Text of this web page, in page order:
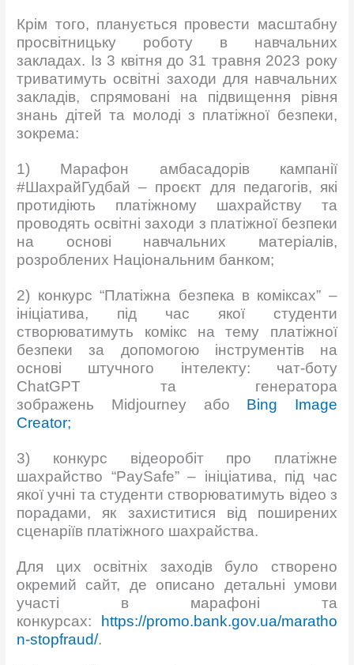
Крім того, планується провести масштабну
просвітницьку роботу в навчальних
закладах. Із 3 квітня до 31 травня 2023 року
триватимуть освітні заходи для навчальних
закладів, спрямовані на підвищення рівня
знань дітей та молоді з платіжної безпеки,
зокрема:
1) Марафон амбасадорів кампанії
#ШахрайГудбай – проєкт для педагогів, які
протидіють платіжному шахрайству та
проводять освітні заходи з платіжної безпеки
на основі навчальних матеріалів,
розроблених Національним банком;
2) конкурс “Платіжна безпека в коміксах” –
ініціатива, під час якої студенти
створюватимуть комікс на тему платіжної
безпеки за допомогою інструментів на
основі штучного інтелекту: чат-боту
ChatGPT та генератора
зображень Midjourney або Bing Image
Creator;
3) конкурс відеоробіт про платіжне
шахрайство “PaySafe” – ініціатива, під час
якої учні та студенти створюватимуть відео з
порадами, як захиститися від поширених
сценаріїв платіжного шахрайства.
Для цих освітніх заходів було створено
окремий сайт, де описано детальні умови
участі в марафоні та
конкурсах: https://promo.bank.gov.ua/maratho
n-stopfraud/.